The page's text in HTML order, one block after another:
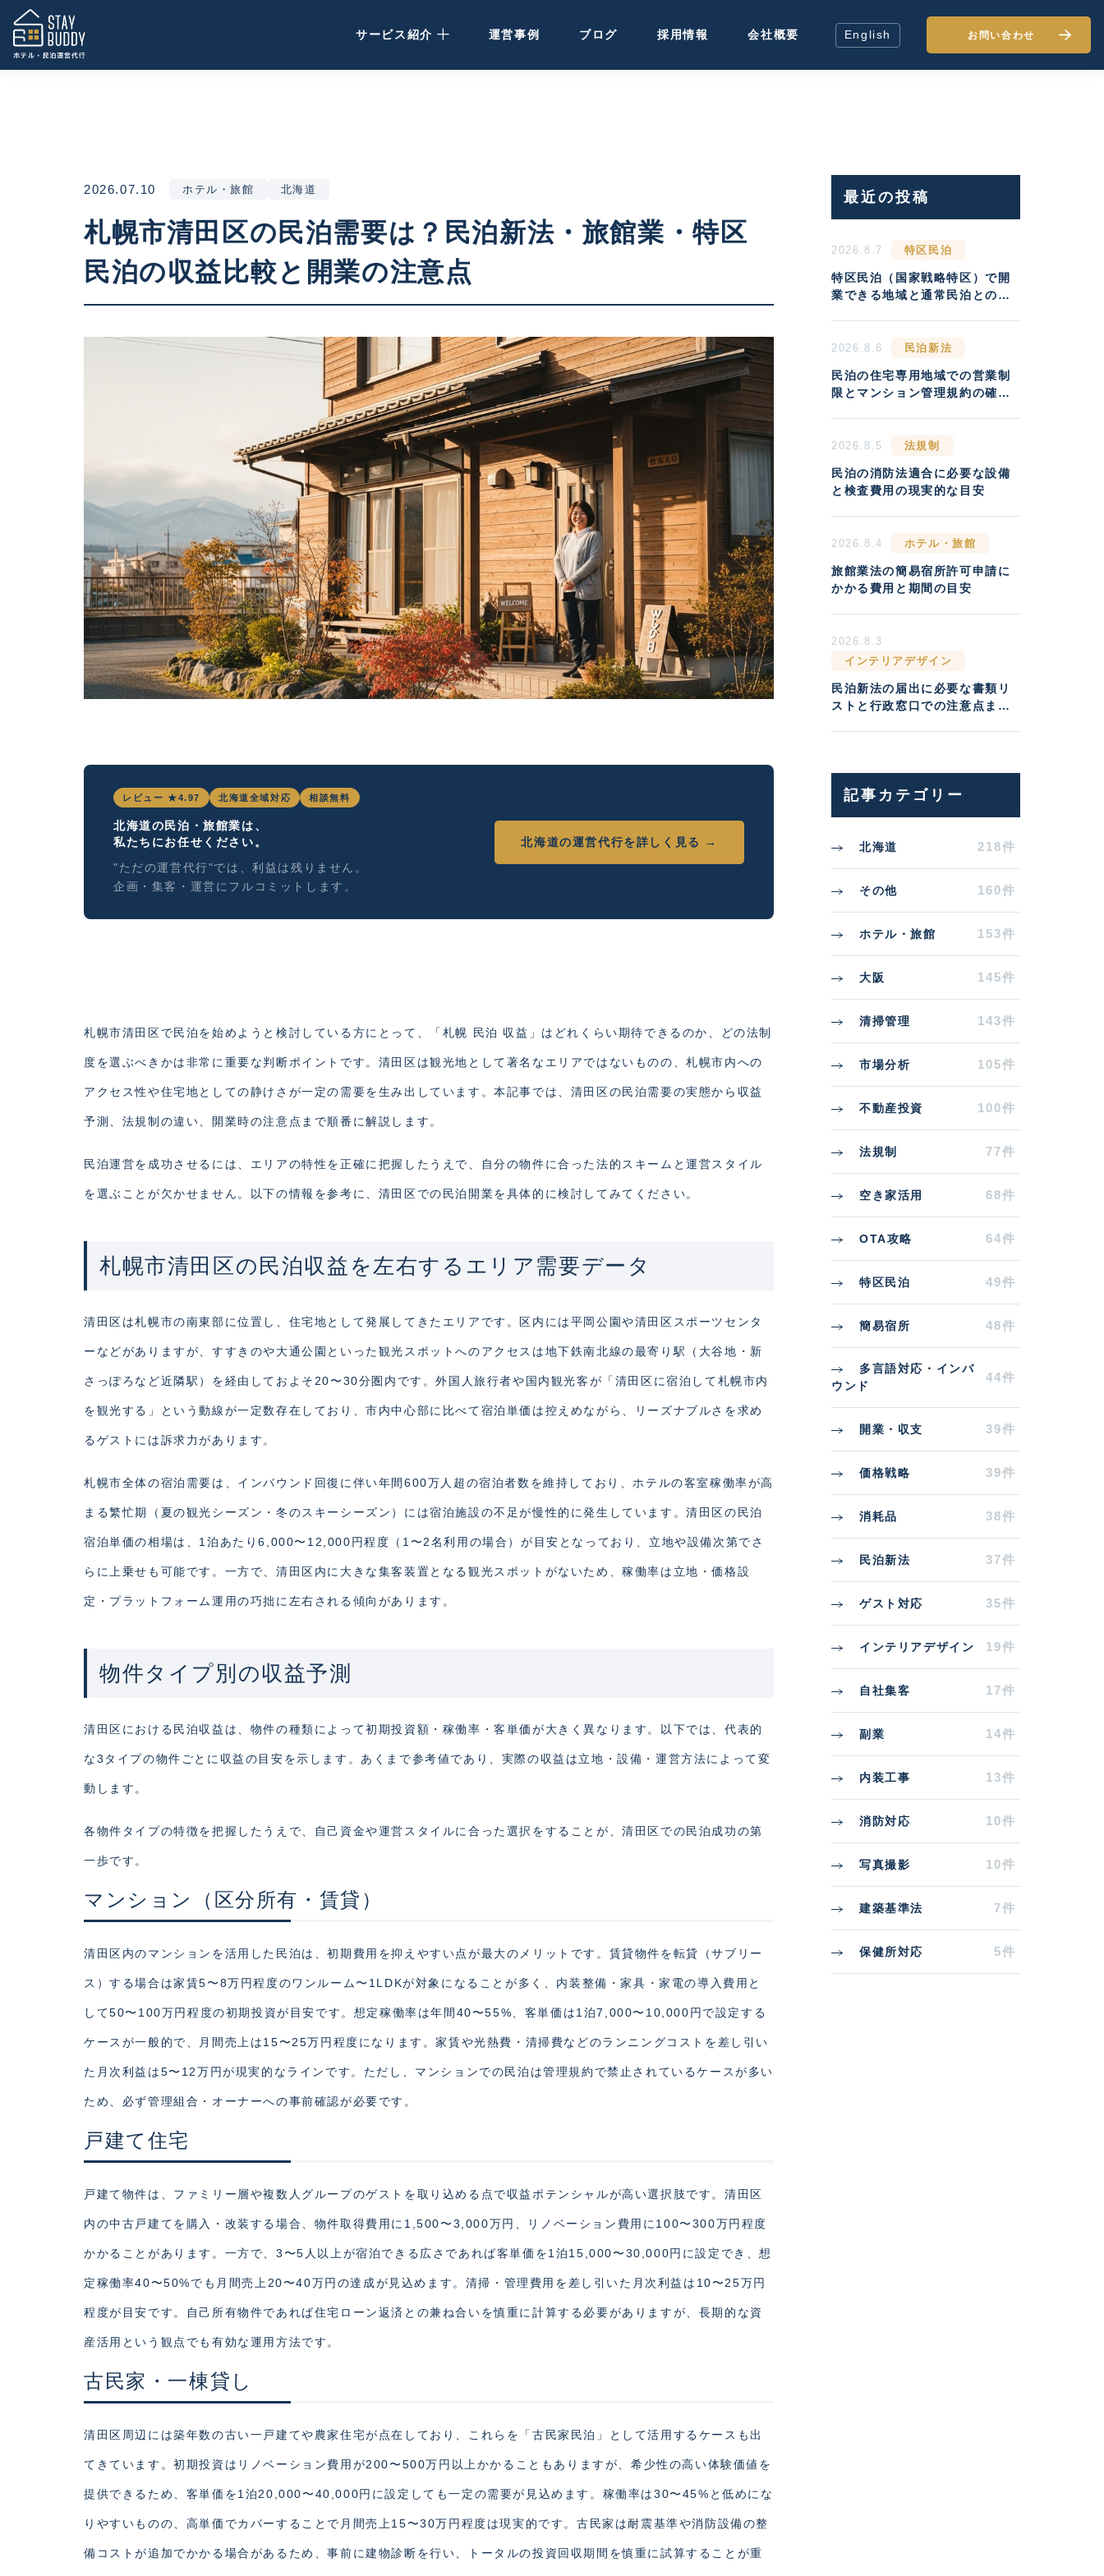
サービス紹介
民泊運営代行
空き家活用
ホテル開発・運営
運営事例 ブログ 採用情報 会社概要 English お問い合わせ
2026.07.10 ホテル・旅館 北海道
札幌市清田区の民泊需要は？民泊新法・旅館業・特区
民泊の収益比較と開業の注意点
レビュー ★4.97 北海道全域対応 相談無料
北海道の民泊・旅館業は、
私たちにお任せください。
"ただの運営代行"では、利益は残りません。
企画・集客・運営にフルコミットします。
北海道の運営代行を詳しく見る →
札幌市清田区で民泊を始めようと検討している方にとって、「札幌 民泊 収益」はどれくらい期待できるのか、どの法制
度を選ぶべきかは非常に重要な判断ポイントです。清田区は観光地として著名なエリアではないものの、札幌市内への
アクセス性や住宅地としての静けさが一定の需要を生み出しています。本記事では、清田区の民泊需要の実態から収益
予測、法規制の違い、開業時の注意点まで順番に解説します。
民泊運営を成功させるには、エリアの特性を正確に把握したうえで、自分の物件に合った法的スキームと運営スタイル
を選ぶことが欠かせません。以下の情報を参考に、清田区での民泊開業を具体的に検討してみてください。
札幌市清田区の民泊収益を左右するエリア需要データ
清田区は札幌市の南東部に位置し、住宅地として発展してきたエリアです。区内には平岡公園や清田区スポーツセンタ
ーなどがありますが、すすきのや大通公園といった観光スポットへのアクセスは地下鉄南北線の最寄り駅（大谷地・新
さっぽろなど近隣駅）を経由しておよそ20〜30分圏内です。外国人旅行者や国内観光客が「清田区に宿泊して札幌市内
を観光する」という動線が一定数存在しており、市内中心部に比べて宿泊単価は控えめながら、リーズナブルさを求め
るゲストには訴求力があります。
札幌市全体の宿泊需要は、インバウンド回復に伴い年間600万人超の宿泊者数を維持しており、ホテルの客室稼働率が高
まる繁忙期（夏の観光シーズン・冬のスキーシーズン）には宿泊施設の不足が慢性的に発生しています。清田区の民泊
宿泊単価の相場は、1泊あたり6,000〜12,000円程度（1〜2名利用の場合）が目安となっており、立地や設備次第でさ
らに上乗せも可能です。一方で、清田区内に大きな集客装置となる観光スポットがないため、稼働率は立地・価格設
定・プラットフォーム運用の巧拙に左右される傾向があります。
物件タイプ別の収益予測
清田区における民泊収益は、物件の種類によって初期投資額・稼働率・客単価が大きく異なります。以下では、代表的
な3タイプの物件ごとに収益の目安を示します。あくまで参考値であり、実際の収益は立地・設備・運営方法によって変
動します。
各物件タイプの特徴を把握したうえで、自己資金や運営スタイルに合った選択をすることが、清田区での民泊成功の第
一歩です。
マンション（区分所有・賃貸）
清田区内のマンションを活用した民泊は、初期費用を抑えやすい点が最大のメリットです。賃貸物件を転貸（サブリー
ス）する場合は家賃5〜8万円程度のワンルーム〜1LDKが対象になることが多く、内装整備・家具・家電の導入費用と
して50〜100万円程度の初期投資が目安です。想定稼働率は年間40〜55%、客単価は1泊7,000〜10,000円で設定する
ケースが一般的で、月間売上は15〜25万円程度になります。家賃や光熱費・清掃費などのランニングコストを差し引い
た月次利益は5〜12万円が現実的なラインです。ただし、マンションでの民泊は管理規約で禁止されているケースが多い
ため、必ず管理組合・オーナーへの事前確認が必要です。
戸建て住宅
戸建て物件は、ファミリー層や複数人グループのゲストを取り込める点で収益ポテンシャルが高い選択肢です。清田区
内の中古戸建てを購入・改装する場合、物件取得費用に1,500〜3,000万円、リノベーション費用に100〜300万円程度
かかることがあります。一方で、3〜5人以上が宿泊できる広さであれば客単価を1泊15,000〜30,000円に設定でき、想
定稼働率40〜50%でも月間売上20〜40万円の達成が見込めます。清掃・管理費用を差し引いた月次利益は10〜25万円
程度が目安です。自己所有物件であれば住宅ローン返済との兼ね合いを慎重に計算する必要がありますが、長期的な資
産活用という観点でも有効な運用方法です。
古民家・一棟貸し
清田区周辺には築年数の古い一戸建てや農家住宅が点在しており、これらを「古民家民泊」として活用するケースも出
てきています。初期投資はリノベーション費用が200〜500万円以上かかることもありますが、希少性の高い体験価値を
提供できるため、客単価を1泊20,000〜40,000円に設定しても一定の需要が見込めます。稼働率は30〜45%と低めにな
りやすいものの、高単価でカバーすることで月間売上15〜30万円程度は現実的です。古民家は耐震基準や消防設備の整
備コストが追加でかかる場合があるため、事前に建物診断を行い、トータルの投資回収期間を慎重に試算することが重
最近の投稿
2026.8.7 特区民泊
特区民泊（国家戦略特区）で開
業できる地域と通常民泊との収
2026.8.6 民泊新法
民泊の住宅専用地域での営業制
限とマンション管理規約の確認
2026.8.5 法規制
民泊の消防法適合に必要な設備
と検査費用の現実的な目安
2026.8.4 ホテル・旅館
旅館業法の簡易宿所許可申請に
かかる費用と期間の目安
2026.8.3
インテリアデザイン
民泊新法の届出に必要な書類リ
ストと行政窓口での注意点まと
記事カテゴリー
北海道 218件
その他 160件
ホテル・旅館 153件
大阪 145件
清掃管理 143件
市場分析 105件
不動産投資 100件
法規制 77件
空き家活用 68件
OTA攻略 64件
特区民泊 49件
簡易宿所 48件
多言語対応・インバ
ウンド
44件
開業・収支 39件
価格戦略 39件
消耗品 38件
民泊新法 37件
ゲスト対応 35件
インテリアデザイン 19件
自社集客 17件
副業 14件
内装工事 13件
消防対応 10件
写真撮影 10件
建築基準法 7件
保健所対応 5件